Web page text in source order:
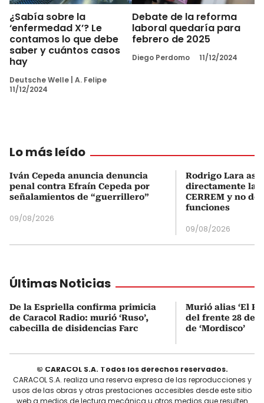
¿Sabía sobre la
‘enfermedad X’? Le
contamos lo que debe
saber y cuántos casos
hay
Deutsche Welle A. Felipe
11/12/2024
Debate de la reforma
laboral quedaría para
febrero de 2025
Diego Perdomo 11/12/2024
Lo más leído
Iván Cepeda anuncia denuncia
penal contra Efraín Cepeda por
señalamientos de “guerrillero”
09/08/2026
Rodrigo Lara
directamente la
CERREM y no
funciones
09/08/2026
Últimas Noticias
De la Espriella confirma primicia
de Caracol Radio: murió ‘Ruso’,
cabecilla de disidencias Farc
Murió alias ‘El
del frente 28 de
de ‘Mordisco’
© CARACOL S.A. Todos los derechos reservados.
CARACOL S.A. realiza una reserva expresa de las reproducciones y
usos de las obras y otras prestaciones accesibles desde este sitio
web a medios de lectura mecánica u otros medios que resulten